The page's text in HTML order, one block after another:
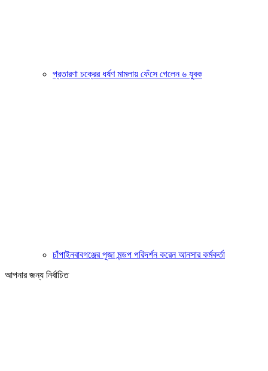
প্রতারণা চক্রের ধর্ষণ মামলায় ফেঁসে গেলেন ৬ যুবক
চাঁপাইনবাবগঞ্জের পূজা মন্ডপ পরিদর্শন করেন আনসার কর্মকর্তা
আপনার জন্য নির্বাচিত